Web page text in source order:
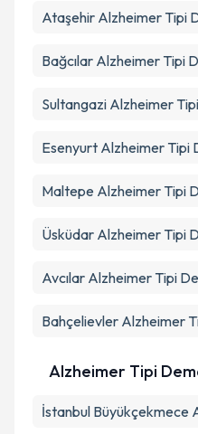
Ataşehir Alzheimer Tipi
Bağcılar Alzheimer Tipi
Sultangazi Alzheimer
Esenyurt Alzheimer Tipi
Maltepe Alzheimer Tipi
Üsküdar Alzheimer Tipi
Avcılar Alzheimer Tipi
Bahçelievler Alzheimer
Alzheimer Tipi
İstanbul Büyükçekmece